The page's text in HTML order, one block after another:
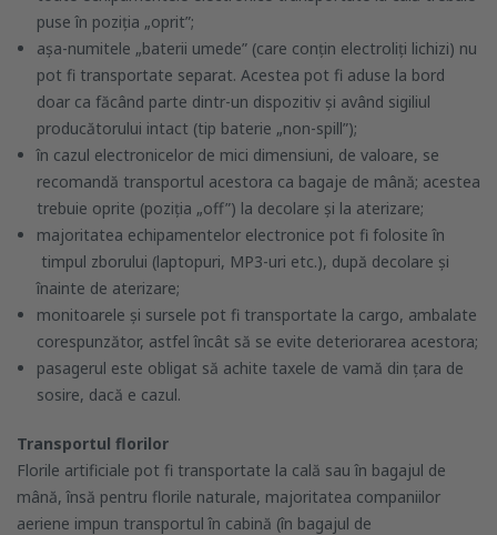
puse în poziția „oprit”;
așa-numitele „baterii umede” (care conțin electroliți lichizi) nu
pot fi transportate separat. Acestea pot fi aduse la bord
doar ca făcând parte dintr-un dispozitiv și având sigiliul
producătorului intact (tip baterie „non-spill”);
în cazul electronicelor de mici dimensiuni, de valoare, se
recomandă transportul acestora ca bagaje de mână; acestea
trebuie oprite (poziția „off”) la decolare și la aterizare;
majoritatea echipamentelor electronice pot fi folosite în
timpul zborului (laptopuri, MP3-uri etc.), după decolare și
înainte de aterizare;
monitoarele și sursele pot fi transportate la cargo, ambalate
corespunzător, astfel încât să se evite deteriorarea acestora;
​pasagerul este obligat să achite taxele de vamă din țara de
sosire, dacă e cazul.
Transportul florilor
Florile artificiale pot fi transportate la cală sau în bagajul de
mână, însă pentru florile naturale, majoritatea companiilor
aeriene impun transportul în cabină (în bagajul de